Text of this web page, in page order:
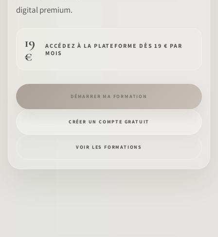
IDENTITÉ PRO
WEDDIPEDIA
À PROPOS
digital premium.
19
€
ACCÉDEZ À LA PLATEFORME DÈS 19 € PAR
MOIS
DÉMARRER MA FORMATION
CRÉER UN COMPTE GRATUIT
VOIR LES FORMATIONS